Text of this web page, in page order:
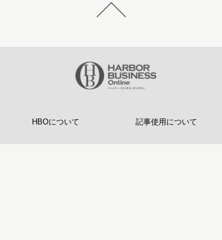
HBOについて 記事使用について